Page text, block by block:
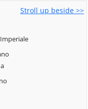
Stroll up beside >>